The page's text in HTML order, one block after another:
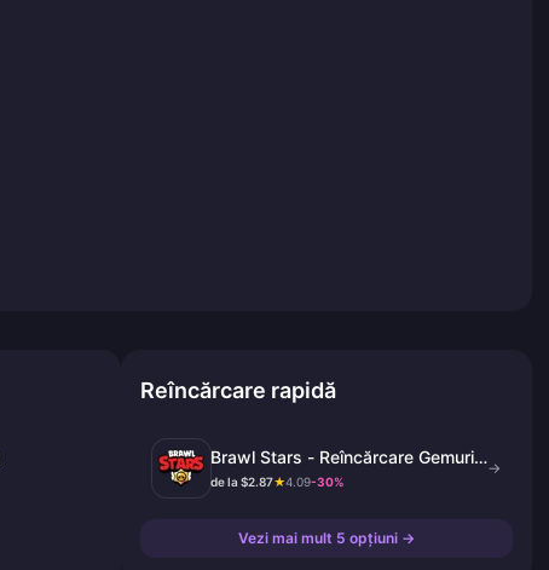
Reîncărcare rapidă
Brawl Stars - Reîncărcare Gemuri
și Brawl Pass
de la $2.87★4.09-30%
→
Vezi mai mult 5 opțiuni →